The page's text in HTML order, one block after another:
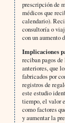
prescripción de
médicos que
calendario).
consultoría o
con un aumento
Implicaciones
reciban pagos
anteriores, que
fabricados por
registros de
este estudio
tiempo, el valor
como factores
y aumentar la